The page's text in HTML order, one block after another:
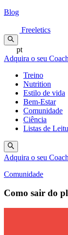
Blog
Freeletics
pt
Adquira o seu Coach
Treino
Nutrition
Estilo de vida
Bem-Estar
Comunidade
Ciência
Listas de
Adquira o seu Coach
Comunidade
Como sair do